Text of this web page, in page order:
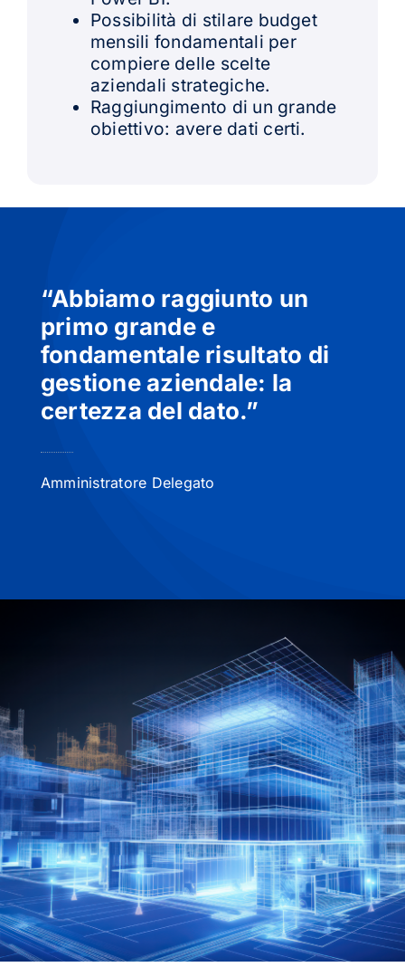
Possibilità di stilare budget
mensili fondamentali per
compiere delle scelte
aziendali strategiche.
Raggiungimento di un grande
obiettivo: avere dati certi.
“Abbiamo raggiunto un
primo grande e
fondamentale risultato di
gestione aziendale: la
certezza del dato.”
Amministratore Delegato